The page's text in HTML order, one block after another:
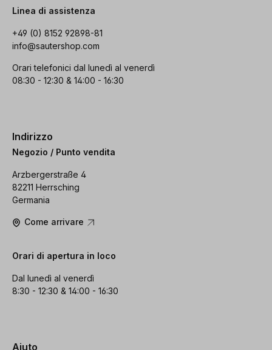
Linea di assistenza
+49 (0) 8152 92898-81
info@sautershop.com
Orari telefonici dal lunedì al venerdì
08:30 - 12:30 & 14:00 - 16:30
Indirizzo
Negozio / Punto vendita
Arzbergerstraße 4
82211 Herrsching
Germania
Come arrivare
Orari di apertura in loco
Dal lunedì al venerdì
8:30 - 12:30 & 14:00 - 16:30
Aiuto